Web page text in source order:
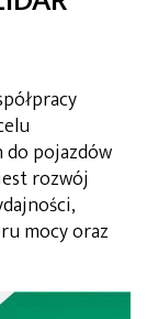
pojazdów
rozwój
mocy oraz